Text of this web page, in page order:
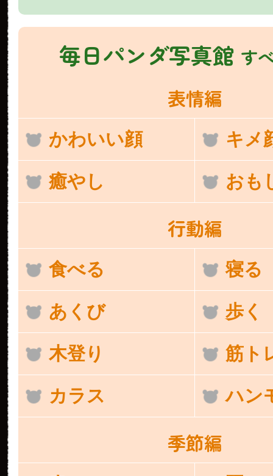
毎日パンダ写真館 す
表情編
かわいい顔 キメ
癒やし おも
行動編
食べる 寝る
あくび 歩く
木登り 筋ト
カラス ハン
季節編